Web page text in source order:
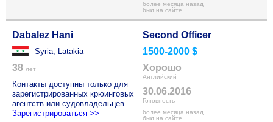
более месяца назад
был на сайте
Dabalez Hani
Syria, Latakia
38 лет
Контакты доступны только для
зарегистрированных крюинговых
агентств или судовладельцев.
Зарегистрироваться >>
Second Officer
1500-2000 $
Хорошо
Английский
30.06.2016
Готовность
более месяца назад
был на сайте